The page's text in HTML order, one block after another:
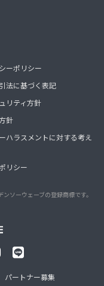
ーポリシー
法に基づく表記
リティ方針
針
ハラスメントに対する考え
リシー
ンソーウェーブの登録商標です。
パートナー募集